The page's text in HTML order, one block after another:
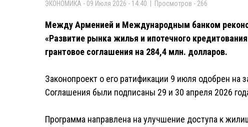
ЭКОНОМИКА - 09 Июля 2026 - 14:40 | Просмотров - 266
Между Арменией и Международным банком
«Развитие рынка жилья и ипотечного
грантовое соглашения на 284,4 млн. долларов.
Законопроект о его ратификации 9 июля одобрен на
Соглашения были подписаны 29 и 30 апреля 2026
Программа направлена на улучшение доступа к